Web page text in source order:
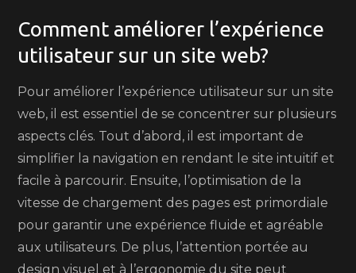
Comment améliorer l’expérience
utilisateur sur un site web?
Pour améliorer l’expérience utilisateur sur un site
web, il est essentiel de se concentrer sur plusieurs
aspects clés. Tout d’abord, il est important de
simplifier la navigation en rendant le site intuitif et
facile à parcourir. Ensuite, l’optimisation de la
vitesse de chargement des pages est primordiale
pour garantir une expérience fluide et agréable
aux utilisateurs. De plus, l’attention portée au
design visuel et à l’ergonomie du site peut